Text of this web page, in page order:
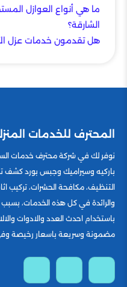
ما هي أنواع العوازل
الشارقة؟
هل تقدمون خدمات عزل
المحترف للخدمات
نوفر لك في شركة محترف خدمات
باركيه وسيراميك وجبس بورد كشف
التنظيف، مكافحة الحشرات، تركيب
والرائدة في كل هذه الخدمات، بسبب
باستخدام احدث العدد والادوات
مضمونة وسريعة باسعار رخيصة